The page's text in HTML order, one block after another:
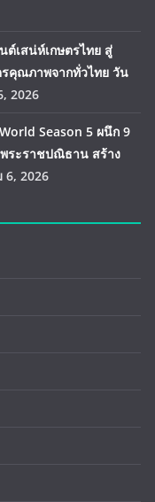
ต์เสน่ห์เกษตรไทย สู่
คุณภาพจากทั่วไทย วัน
2026
Season 5 ผนึก 9
ระราชปณิธาน สร้าง
6, 2026